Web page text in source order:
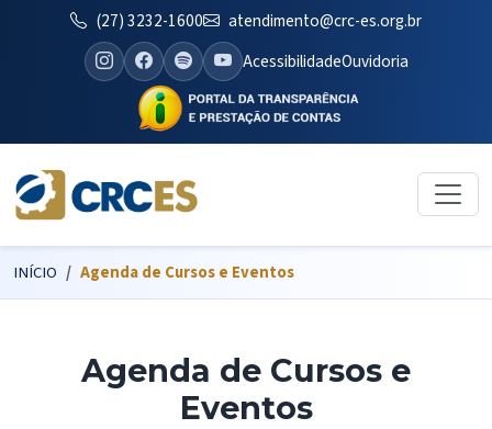
(27) 3232-1600
atendimento@crc-es.org.br
AcessibilidadeOuvidoria
INÍCIO Agenda de Cursos e Eventos
Agenda de Cursos e
Eventos